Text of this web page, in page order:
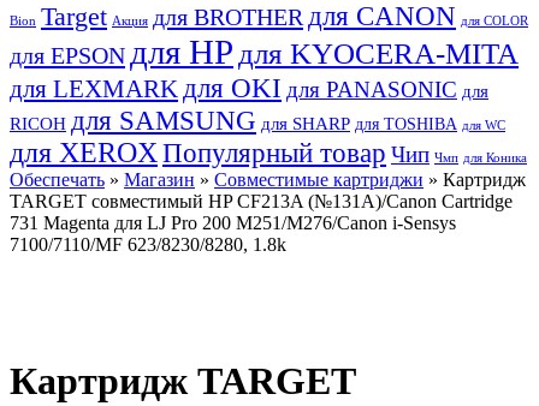
Bion Target Акция для BROTHER для CANON для COLOR
для EPSON для HP для KYOCERA-MITA
для LEXMARK для OKI для PANASONIC для
RICOH для SAMSUNG для SHARP для TOSHIBA для WC
для XEROX Популярный товар Чип Чмп для Коника
Обеспечать » Магазин » Совместимые картриджи » Картридж
TARGET совместимый HP CF213A (№131A)/Canon Cartridge
731 Magenta для LJ Pro 200 M251/M276/Canon i-Sensys
7100/7110/MF 623/8230/8280, 1.8k
Картридж TARGET